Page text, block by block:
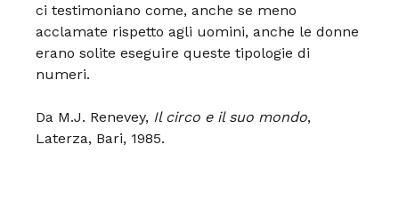
ci testimoniano come, anche se meno
acclamate rispetto agli uomini, anche le donne
erano solite eseguire queste tipologie di
numeri.
Da M.J. Renevey, Il circo e il suo mondo,
Laterza, Bari, 1985.